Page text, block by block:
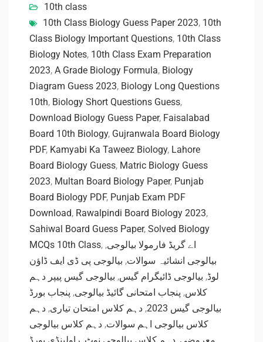
10th class
10th Class Biology Guess Paper 2023, 10th
Class Biology Important Questions, 10th Class
Biology Notes, 10th Class Exam Preparation
2023, A Grade Biology Formula, Biology
Diagram Guess 2023, Biology Long Questions
10th, Biology Short Questions Guess,
Download Biology Guess Paper, Faisalabad
Board 10th Biology, Gujranwala Board Biology
PDF, Kamyabi Ka Taweez Biology, Lahore
Board Biology Guess, Matric Biology Guess
2023, Multan Board Biology Paper, Punjab
Board Biology PDF, Punjab Exam PDF
Download, Rawalpindi Board Biology 2023,
Sahiwal Board Guess Paper, Solved Biology
MCQs 10th Class, اے گریڈ فارمولا بیالوجی,
بیالوجی انشائیہ سوالات, بیالوجی پی ڈی ایف ڈاؤن
لوڈ, بیالوجی ڈائیگرام گیس, بیالوجی گیس پیپر دہم
کلاس, پنجاب امتحانی گائیڈ بیالوجی, پنجاب بورڈ
بیالوجی گیس 2023
, دہم کلاس امتحان تیاری, دہم
کلاس بیالوجی اہم سوالات, دہم کلاس بیالوجی